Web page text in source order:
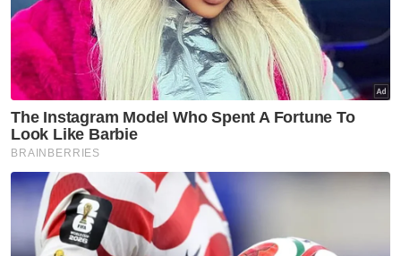
Berita Telus & Tulus menerusi E-Mel setiap
hari!